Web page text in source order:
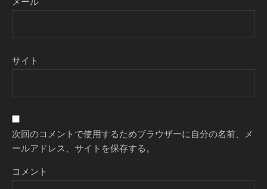
サイト
次回のコメントで使用するためブラウザーに自分の名前、メ
ールアドレス、サイトを保存する。
コメント